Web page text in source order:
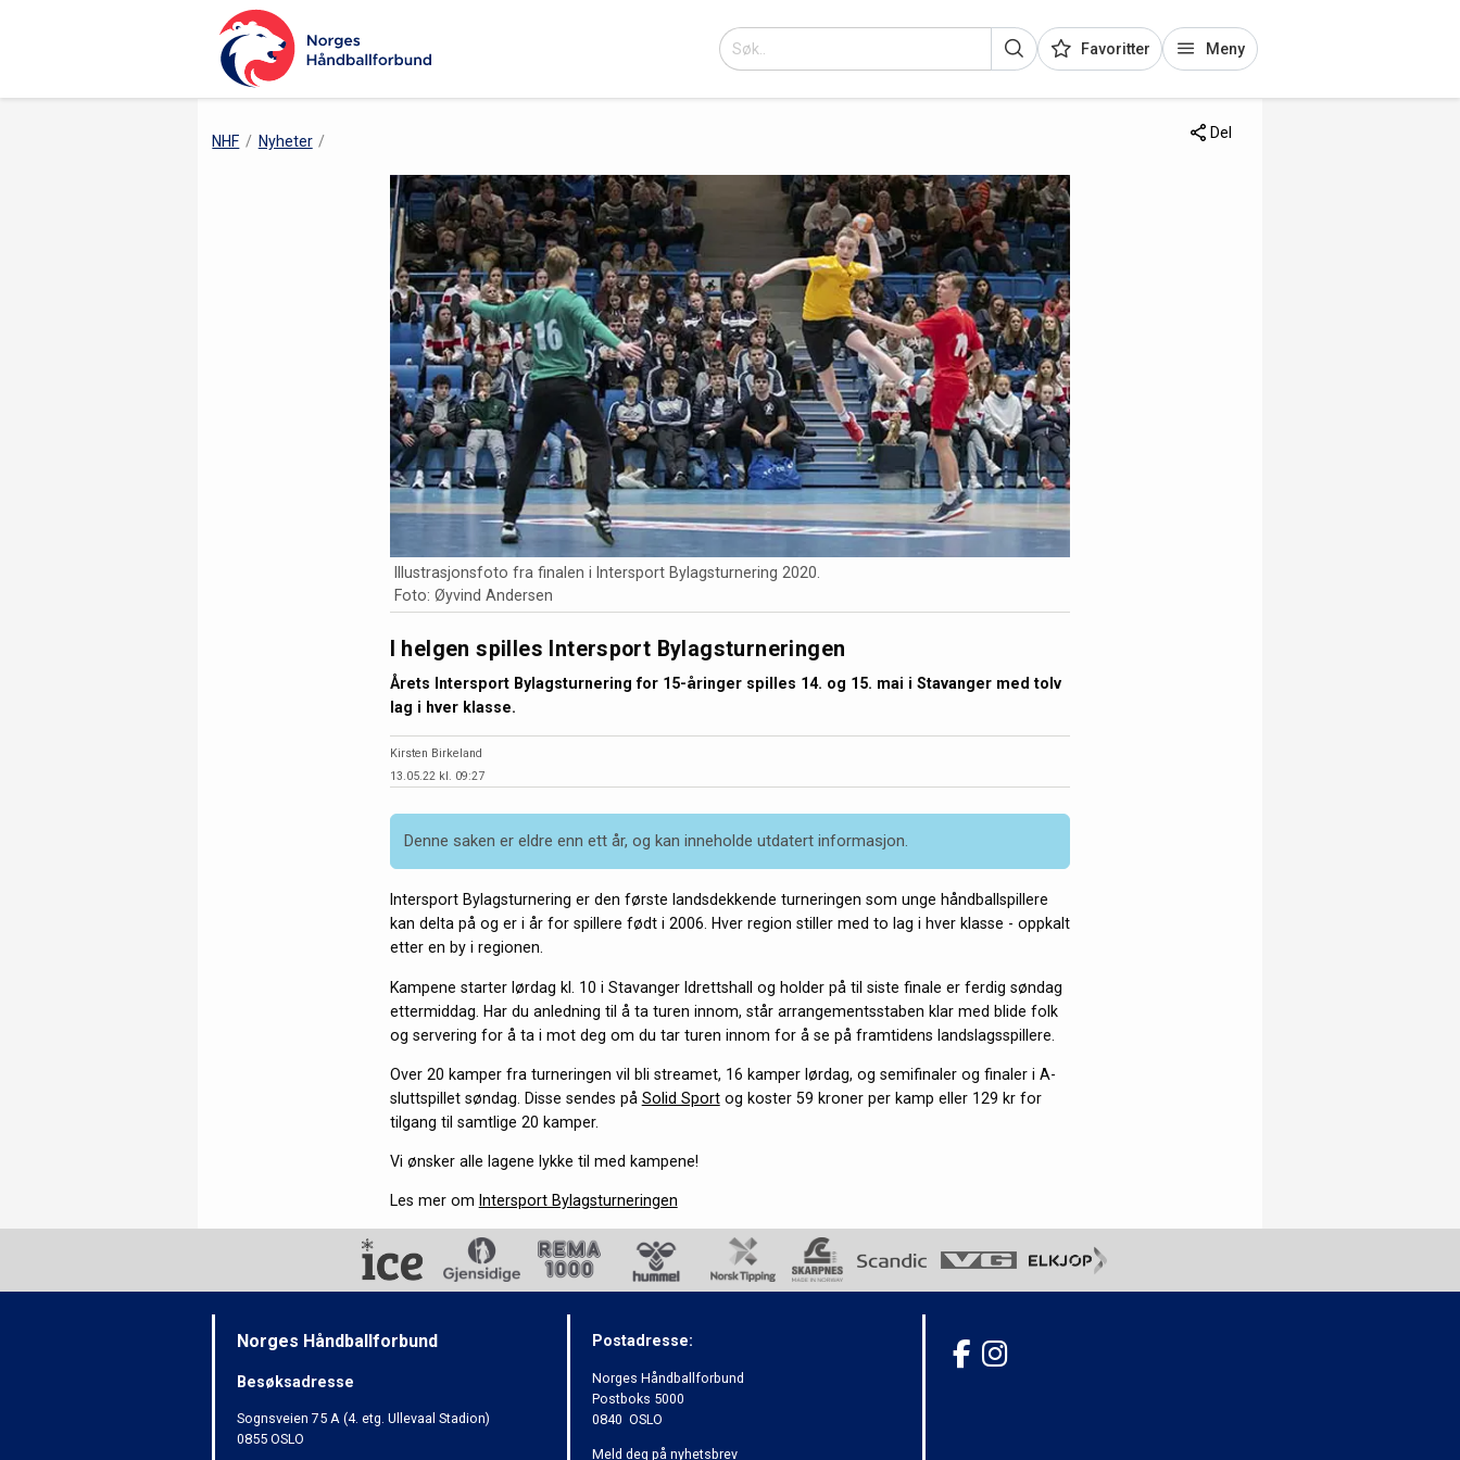
Favoritter Meny
NHF Nyheter Del
Illustrasjonsfoto fra finalen i Intersport Bylagsturnering 2020.
Foto: Øyvind Andersen
I helgen spilles Intersport Bylagsturneringen
Årets Intersport Bylagsturnering for 15-åringer spilles 14. og 15. mai i Stavanger med tolv
lag i hver klasse.
Kirsten Birkeland
13.05.22 kl. 09:27
Denne saken er eldre enn ett år, og kan inneholde utdatert informasjon.
Intersport Bylagsturnering er den første landsdekkende turneringen som unge håndballspillere
kan delta på og er i år for spillere født i 2006. Hver region stiller med to lag i hver klasse - oppkalt
etter en by i regionen.
Kampene starter lørdag kl. 10 i Stavanger Idrettshall og holder på til siste finale er ferdig søndag
ettermiddag. Har du anledning til å ta turen innom, står arrangementsstaben klar med blide folk
og servering for å ta i mot deg om du tar turen innom for å se på framtidens landslagsspillere.
Over 20 kamper fra turneringen vil bli streamet, 16 kamper lørdag, og semifinaler og finaler i A-
sluttspillet søndag. Disse sendes på Solid Sportog koster 59 kroner per kamp eller 129 kr for
tilgang til samtlige 20 kamper.
Vi ønsker alle lagene lykke til med kampene!
Les mer om Intersport Bylagsturneringen
Norges Håndballforbund
Besøksadresse
Sognsveien 75 A (4. etg. Ullevaal Stadion)
0855 OSLO
Postadresse:
Norges Håndballforbund
Postboks 5000
0840 OSLO
Meld deg på nyhetsbrev